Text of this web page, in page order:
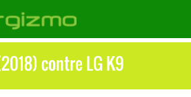
contre LG K9